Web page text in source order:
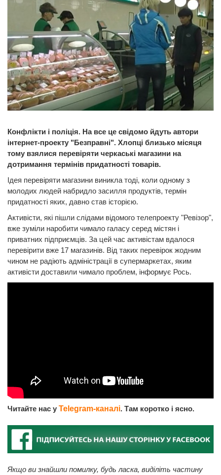
Конфлікти і поліція. На все це свідомо йдуть автори
інтернет-проекту "Безправні". Хлопці близько місяця
тому взялися перевіряти черкаські магазини на
дотримання термінів придатності товарів.
Ідея перевіряти магазини виникла тоді, коли одному з
молодих людей набридло засилля продуктів, термін
придатності яких, давно став історією.
Активісти, які пішли слідами відомого телепроекту "Ревізор",
вже зуміли наробити чимало галасу серед містян і
приватних підприємців. За цей час активістам вдалося
перевірити вже 17 магазинів. Від таких перевірок жодним
чином не радіють адміністрації в супермаркетах, яким
активісти доставили чимало проблем, інформує Рось.
Читайте нас у Telegram-каналі. Там коротко і ясно.
Якщо ви знайшли помилку, будь ласка, виділіть частину